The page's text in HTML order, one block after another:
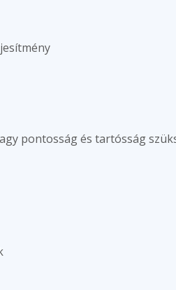
pontosság és tartósság